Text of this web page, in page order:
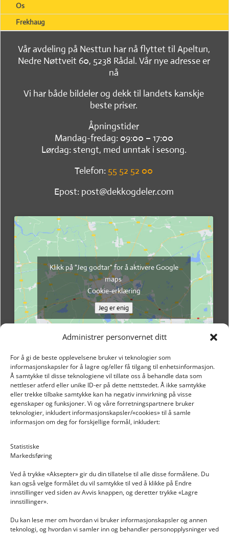
Administrer personvernet ditt
For å gi de beste opplevelsene bruker vi teknologier som
informasjonskapsler for å lagre og/eller få tilgang til enhetsinformasjon.
Å samtykke til disse teknologiene vil tillate oss å behandle data som
nettleser atferd eller unike ID-er på dette nettstedet. Å ikke samtykke
eller trekke tilbake samtykke kan ha negativ innvirkning på visse
egenskaper og funksjoner. Vi og våre forretningspartnere bruker
teknologier, inkludert informasjonskapsler/«cookies» til å samle
informasjon om deg for forskjellige formål, inkludert:
Statistiske
Markedsføring
Ved å trykke «Aksepter» gir du din tillatelse til alle disse formålene. Du
kan også velge formålet du vil samtykke til ved å klikke på Endre
innstillinger ved siden av Avvis knappen, og deretter trykke «Lagre
innstillinger».
Du kan lese mer om hvordan vi bruker informasjonskapsler og annen
teknologi, og hvordan vi samler inn og behandler personopplysninger ved
Os
Frekhaug
Vår avdeling på Nesttun har nå flyttet til Apeltun,
Nedre Nøttveit 60, 5238 Rådal. Vår nye adresse er
nå
Vi har både bildeler og dekk til landets kanskje
beste priser.
Åpningstider
Mandag-fredag: 09:00 – 17:00
Lørdag: stengt, med unntak i sesong.
Telefon: 55 52 52 00
Epost: post@dekkogdeler.com
Klikk på "Jeg godtar" for å aktivere Google
maps
Cookie-erklæring
Jeg er enig
INFORMASJON